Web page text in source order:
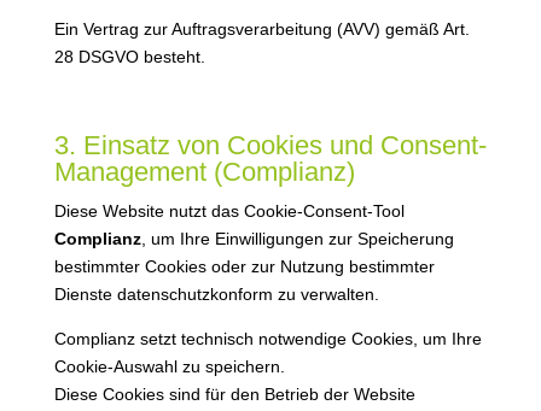
Ein Vertrag zur Auftragsverarbeitung (AVV) gemäß Art.
28 DSGVO besteht.
3. Einsatz von Cookies und Consent-
Management (Complianz)
Diese Website nutzt das Cookie-Consent-Tool
Complianz, um Ihre Einwilligungen zur Speicherung
bestimmter Cookies oder zur Nutzung bestimmter
Dienste datenschutzkonform zu verwalten.
Complianz setzt technisch notwendige Cookies, um Ihre
Cookie-Auswahl zu speichern.
Diese Cookies sind für den Betrieb der Website